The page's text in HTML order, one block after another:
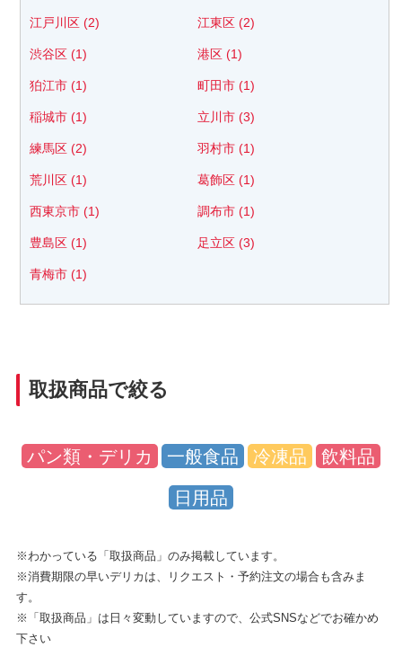
江戸川区 (2) 江東区 (2)
渋谷区 (1) 港区 (1)
狛江市 (1) 町田市 (1)
稲城市 (1) 立川市 (3)
練馬区 (2) 羽村市 (1)
荒川区 (1) 葛飾区 (1)
西東京市 (1) 調布市 (1)
豊島区 (1) 足立区 (3)
青梅市 (1)
取扱商品で絞る
パン類・デリカ 一般食品 冷凍品
飲料品
日用品
※わかっている「取扱商品」のみ掲載しています。
※消費期限の早いデリカは、リクエスト・予約注文の場合も含みま
す。
※「取扱商品」は日々変動していますので、公式SNSなどでお確かめ
下さい